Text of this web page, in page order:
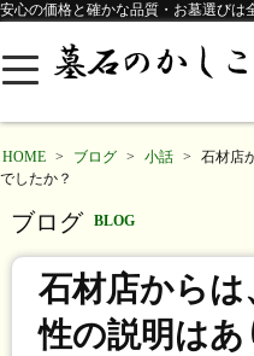
安心の価格と確かな品質・お墓選びは
HOME > ブログ > 小話 >
石材店
でしたか？
ブログ BLOG
石材店から
性の説明は